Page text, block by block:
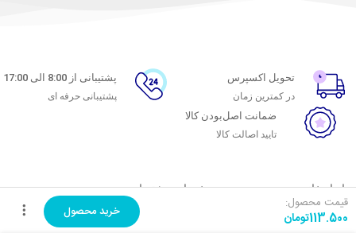
قیمت محصول:
تومان113.500 خرید محصول
تحویل اکسپرس
در کمترین زمان
پشتیبانی از 8:00 الی 17:00
پشتیبانی حرفه ای
ضمانت اصل‌بودن کالا
تایید اصالت کالا
با ماه خانوم
اتاق خبر ماه خانوم
خدمات مشتریان
پاسخ به پرسش‌های متداول